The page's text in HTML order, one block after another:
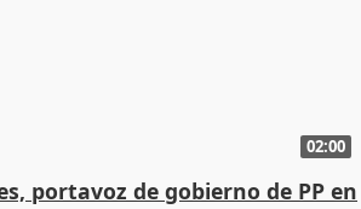
02:00
portavoz de gobierno de PP en